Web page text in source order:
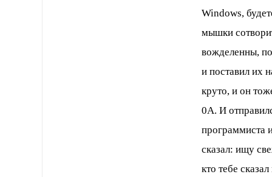
Windows,
мышки
вожделенны,
и поставил их
круто, и он
0А. И
программиста
сказал: ищу
кто тебе